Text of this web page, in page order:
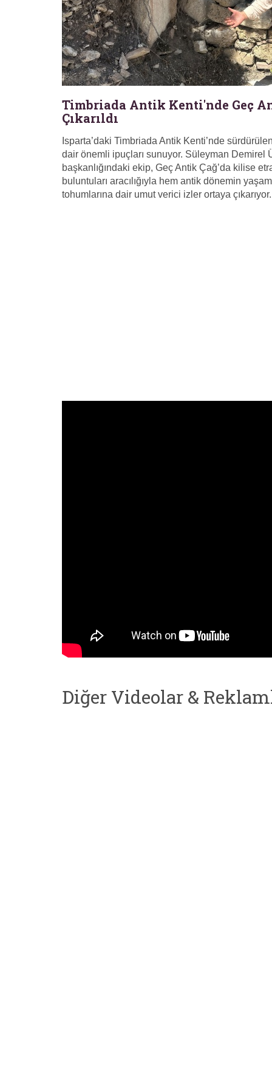
Timbriada Antik Kenti'nde Geç
Çıkarıldı
Isparta’daki Timbriada Antik Kenti’nde
dair önemli ipuçları sunuyor. Süleyman Demirel
başkanlığındaki ekip, Geç Antik Çağ’da kilise
buluntuları aracılığıyla hem antik dönemin
tohumlarına dair umut verici izler ortaya çıkarıyor.
Diğer Videolar &